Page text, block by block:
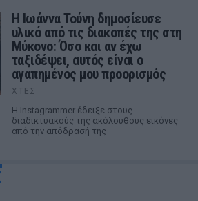
Η Ιωάννα Τούνη δημοσίευσε
υλικό από τις διακοπές της στη
Μύκονο: Όσο και αν έχω
ταξιδέψει, αυτός είναι ο
αγαπημένος μου προορισμός
ΧΤΕΣ
Η Instagrammer έδειξε στους
διαδικτυακούς της ακόλουθους εικόνες
από την απόδρασή της